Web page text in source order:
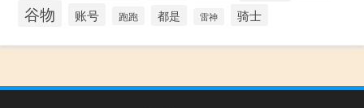
谷物 账号 跑跑 都是 雷神 骑士